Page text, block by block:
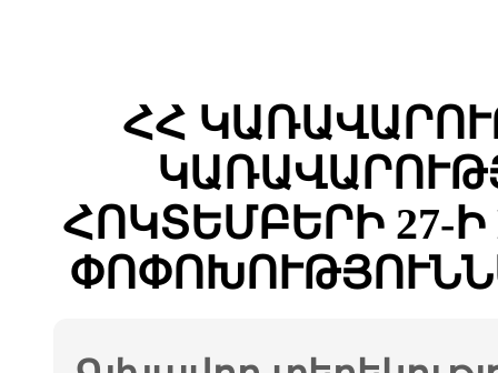
ՀՀ
ՀՈԿՏԵՄԲԵՐԻ 27-Ի